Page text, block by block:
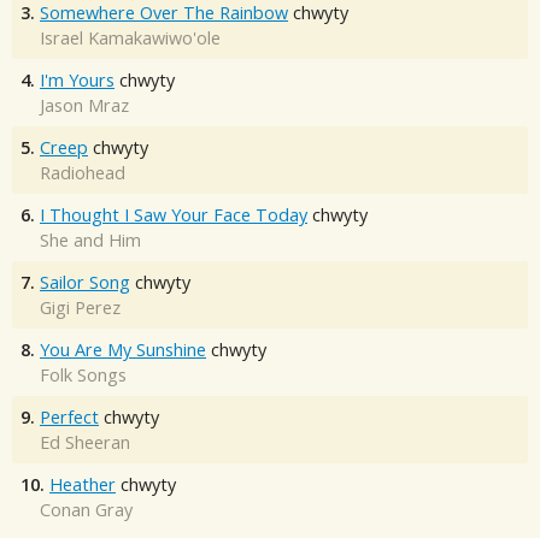
3. Somewhere Over The Rainbow chwyty
Israel Kamakawiwo'ole
4. I'm Yours chwyty
Jason Mraz
5. Creep chwyty
Radiohead
6. I Thought I Saw Your Face Today chwyty
She and Him
7. Sailor Song chwyty
Gigi Perez
8. You Are My Sunshine chwyty
Folk Songs
9. Perfect chwyty
Ed Sheeran
10. Heather chwyty
Conan Gray